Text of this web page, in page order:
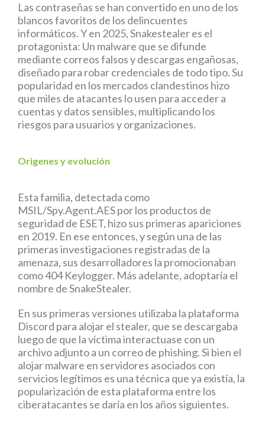
Las contraseñas se han convertido en uno de los
blancos favoritos de los delincuentes
informáticos. Y en 2025, Snakestealer es el
protagonista: Un malware que se difunde
mediante correos falsos y descargas engañosas,
diseñado para robar credenciales de todo tipo. Su
popularidad en los mercados clandestinos hizo
que miles de atacantes lo usen para acceder a
cuentas y datos sensibles, multiplicando los
riesgos para usuarios y organizaciones.
Origenes y evolución
Esta familia, detectada como
MSIL/Spy.Agent.AES por los productos de
seguridad de ESET, hizo sus primeras apariciones
en 2019. En ese entonces, y según una de las
primeras investigaciones registradas de la
amenaza, sus desarrolladores la promocionaban
como 404 Keylogger. Más adelante, adoptaría el
nombre de SnakeStealer.
En sus primeras versiones utilizaba la plataforma
Discord para alojar el stealer, que se descargaba
luego de que la víctima interactuase con un
archivo adjunto a un correo de phishing. Si bien el
alojar malware en servidores asociados con
servicios legítimos es una técnica que ya existía, la
popularización de esta plataforma entre los
ciberatacantes se daría en los años siguientes.